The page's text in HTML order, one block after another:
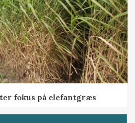
fokus på elefantgræs